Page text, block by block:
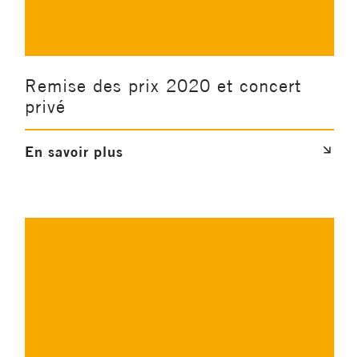
Remise des prix 2020 et concert
privé
En savoir plus